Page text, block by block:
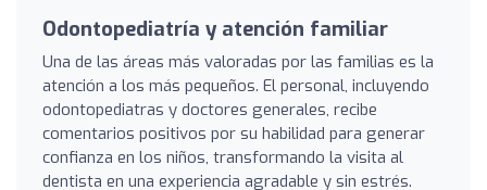
Odontopediatría y atención familiar
Una de las áreas más valoradas por las familias es la
atención a los más pequeños. El personal, incluyendo
odontopediatras y doctores generales, recibe
comentarios positivos por su habilidad para generar
confianza en los niños, transformando la visita al
dentista en una experiencia agradable y sin estrés.